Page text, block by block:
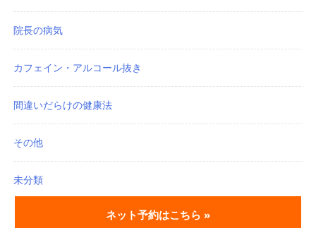
院長の病気
カフェイン・アルコール抜き
間違いだらけの健康法
その他
未分類
ネット予約はこちら »